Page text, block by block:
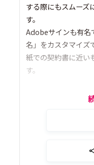
する際にもスムーズ
す。
Adobeサインも有名
名」をカスタマイズ
紙での契約書に近い
す。